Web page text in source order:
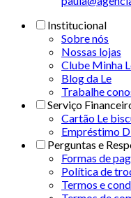
Institucional
Sobre nós
Nossas lojas
Clube Minha
Blog da Le
Trabalhe
Serviço
Cartão Le
Empréstimo
Perguntas e
Formas de
Política de
Termos e